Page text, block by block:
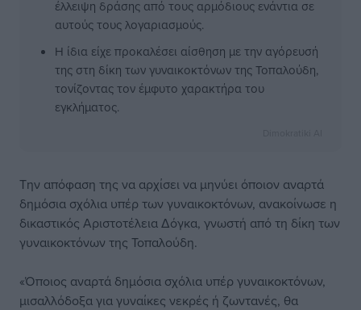
έλλειψη δράσης από τους αρμόδιους ενάντια σε
αυτούς τους λογαριασμούς.
Η ίδια είχε προκαλέσει αίσθηση με την αγόρευσή
της στη δίκη των γυναικοκτόνων της Τοπαλούδη,
τονίζοντας τον έμφυτο χαρακτήρα του
εγκλήματος.
Την απόφαση της να αρχίσει να μηνύει όποιον αναρτά
δημόσια σχόλια υπέρ των γυναικοκτόνων, ανακοίνωσε η
δικαστικός Αριστοτέλεια Δόγκα, γνωστή από τη δίκη των
γυναικοκτόνων της Τοπαλούδη.
«Όποιος αναρτά δημόσια σχόλια υπέρ γυναικοκτόνων,
μισαλλόδοξα για γυναίκες νεκρές ή ζωντανές, θα